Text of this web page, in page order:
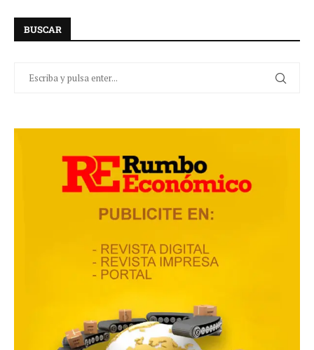
BUSCAR